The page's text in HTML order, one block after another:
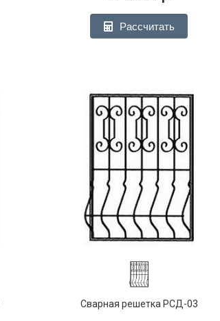
Рассчитать
Сварная решетка РСД-03